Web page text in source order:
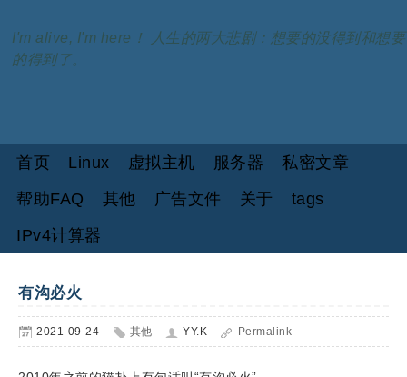
I'm alive, I'm here！ 人生的两大悲剧：想要的没得到和想要
的得到了。
首页 Linux 虚拟主机 服务器
私密文章
帮助FAQ
其他 广告文件 关于
tags
IPv4计算器
有沟必火
2021-09-24 其他 YY.K Permalink